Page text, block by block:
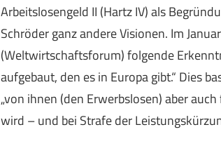
Arbeitslosengeld II (Hartz IV) als
Schröder ganz andere Visionen. Im
(Weltwirtschaftsforum) folgende
aufgebaut, den es in Europa gibt.“ Dies
„von ihnen (den Erwerbslosen) aber
wird – und bei Strafe der